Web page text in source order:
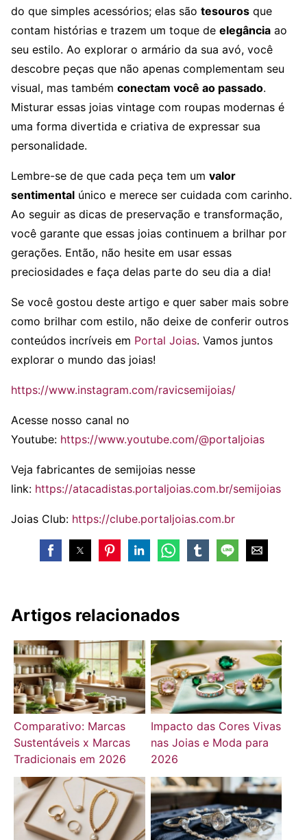
do que simples acessórios; elas são tesouros que
contam histórias e trazem um toque de elegância ao
seu estilo. Ao explorar o armário da sua avó, você
descobre peças que não apenas complementam seu
visual, mas também conectam você ao passado.
Misturar essas joias vintage com roupas modernas é
uma forma divertida e criativa de expressar sua
personalidade.
Lembre-se de que cada peça tem um valor
sentimental único e merece ser cuidada com carinho.
Ao seguir as dicas de preservação e transformação,
você garante que essas joias continuem a brilhar por
gerações. Então, não hesite em usar essas
preciosidades e faça delas parte do seu dia a dia!
Se você gostou deste artigo e quer saber mais sobre
como brilhar com estilo, não deixe de conferir outros
conteúdos incríveis em Portal Joias. Vamos juntos
explorar o mundo das joias!
https://www.instagram.com/ravicsemijoias/
Acesse nosso canal no
Youtube: https://www.youtube.com/@portaljoias
Veja fabricantes de semijoias nesse
link: https://atacadistas.portaljoias.com.br/semijoias
Joias Club: https://clube.portaljoias.com.br
Artigos relacionados
Comparativo: Marcas
Sustentáveis x Marcas
Tradicionais em 2026
Impacto das Cores Vivas
nas Joias e Moda para
2026